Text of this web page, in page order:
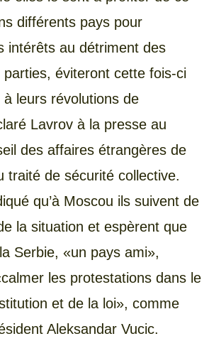
différents pays pour
intérêts au détriment des
parties, éviteront cette fois-ci
leurs révolutions de
Lavrov à la presse au
des affaires étrangères de
traité de sécurité collective.
qu’à Moscou ils suivent de
la situation et espèrent que
Serbie, «un pays ami»,
les protestations dans le
et de la loi», comme
Aleksandar Vucic.